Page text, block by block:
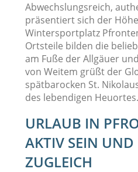
Abwechslungsreich,
präsentiert sich der
Wintersportplatz
Ortsteile bilden die
am Fuße der Allgäuer
von Weitem grüßt der
spätbarocken St.
des lebendigen Heuortes.
URLAUB IN
KTIV SEIN UND
UGLEICH